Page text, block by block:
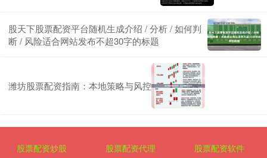
股天下股票配资平台随机生成介绍 / 分析 / 如何判
断 / 风险适合网站发布不超30字的标题
潍坊股票配资指南：本地策略与风控
股票配资炒股 股票配资代理 股票配资软件